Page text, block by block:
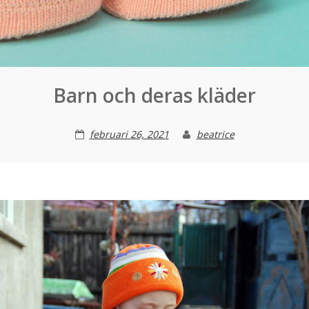
Barn och deras kläder
februari 26, 2021
beatrice